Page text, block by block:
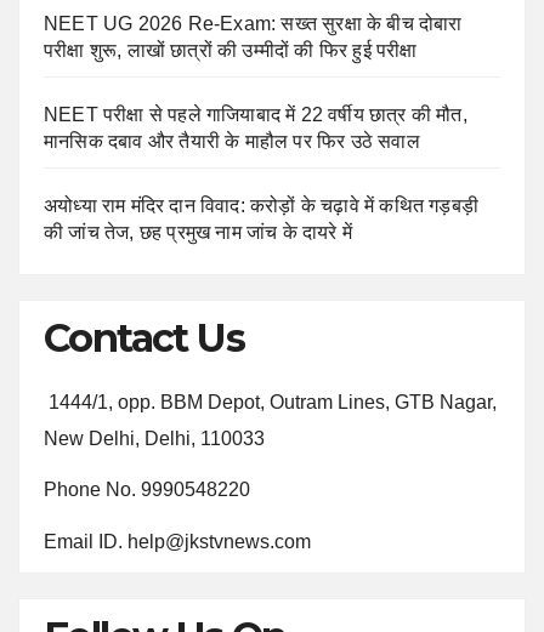
NEET UG 2026 Re-Exam: सख्त सुरक्षा के बीच दोबारा
परीक्षा शुरू, लाखों छात्रों की उम्मीदों की फिर हुई परीक्षा
NEET परीक्षा से पहले गाजियाबाद में 22 वर्षीय छात्र की मौत,
मानसिक दबाव और तैयारी के माहौल पर फिर उठे सवाल
अयोध्या राम मंदिर दान विवाद: करोड़ों के चढ़ावे में कथित गड़बड़ी
की जांच तेज, छह प्रमुख नाम जांच के दायरे में
Contact Us
1444/1, opp. BBM Depot, Outram Lines, GTB Nagar,
New Delhi, Delhi, 110033
Phone No. 9990548220
Email ID. help@jkstvnews.com